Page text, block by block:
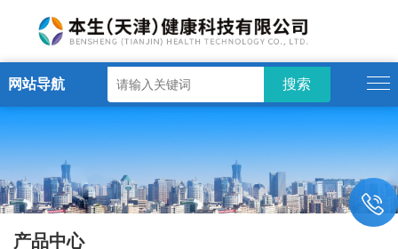
网站导航
产品中心